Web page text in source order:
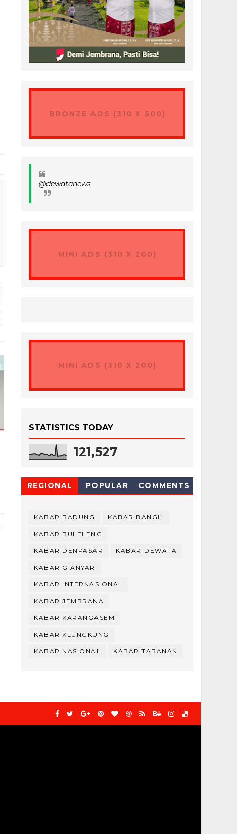
BRONZE ADS (310 X 500)
@dewatanews
MINI ADS (310 X 200)
MINI ADS (310 X 200)
STATISTICS TODAY
121,527
REGIONAL POPULAR COMMENTS
KABAR BADUNG KABAR BANGLI
KABAR BULELENG
KABAR DENPASAR KABAR DEWATA
KABAR GIANYAR
KABAR INTERNASIONAL
KABAR JEMBRANA
KABAR KARANGASEM
KABAR KLUNGKUNG
KABAR NASIONAL KABAR TABANAN